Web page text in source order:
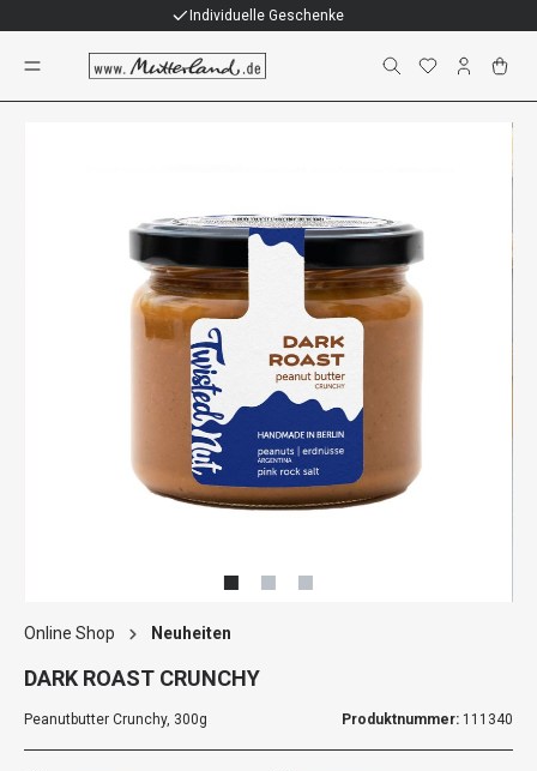
Individuelle Geschenke
Online Shop Neuheiten
DARK ROAST CRUNCHY
Peanutbutter Crunchy, 300g Produktnummer: 111340